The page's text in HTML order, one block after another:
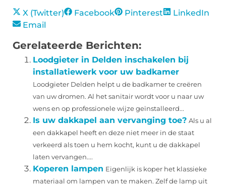
X (Twitter) Facebook Pinterest
LinkedIn
Email
Gerelateerde Berichten:
Loodgieter in Delden inschakelen bij
installatiewerk voor uw badkamer
Loodgieter Delden helpt u de badkamer te creëren
van uw dromen. Al het sanitair wordt voor u naar uw
wens en op professionele wijze geïnstalleerd...
Is uw dakkapel aan vervanging toe? Als u al
een dakkapel heeft en deze niet meer in de staat
verkeerd als toen u hem kocht, kunt u de dakkapel
laten vervangen....
Koperen lampen Eigenlijk is koper het klassieke
materiaal om lampen van te maken. Zelf de lamp uit